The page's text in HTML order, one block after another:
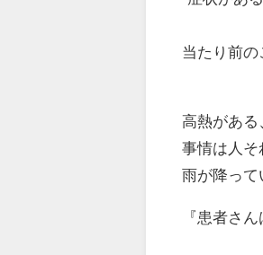
当たり前の
高熱がある
事情は人そ
雨が降って
『患者さ